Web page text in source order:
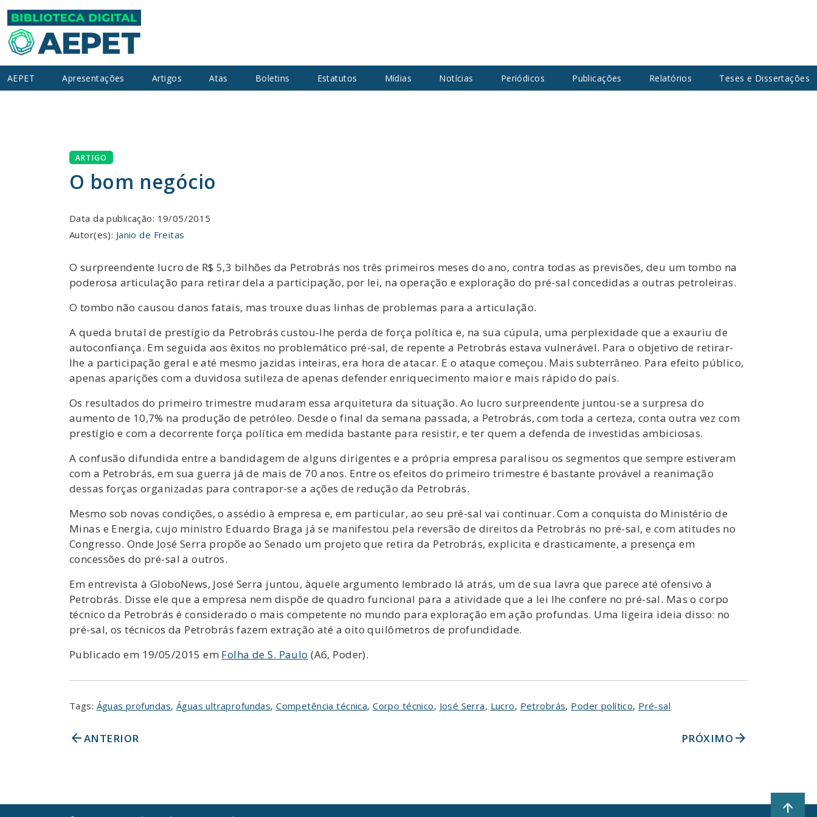
AEPET Apresentações Artigos Atas Boletins Estatutos Mídias Notícias Periódicos Publicações Relatórios Teses e Dissertações
ARTIGO
O bom negócio
Data da publicação: 19/05/2015
Autor(es): Janio de Freitas
O surpreendente lucro de R$ 5,3 bilhões da Petrobrás nos três primeiros meses do ano, contra todas as previsões, deu um tombo na
poderosa articulação para retirar dela a participação, por lei, na operação e exploração do pré-sal concedidas a outras petroleiras.
O tombo não causou danos fatais, mas trouxe duas linhas de problemas para a articulação.
A queda brutal de prestígio da Petrobrás custou-lhe perda de força política e, na sua cúpula, uma perplexidade que a exauriu de
autoconfiança. Em seguida aos êxitos no problemático pré-sal, de repente a Petrobrás estava vulnerável. Para o objetivo de retirar-
lhe a participação geral e até mesmo jazidas inteiras, era hora de atacar. E o ataque começou. Mais subterrâneo. Para efeito público,
apenas aparições com a duvidosa sutileza de apenas defender enriquecimento maior e mais rápido do país.
Os resultados do primeiro trimestre mudaram essa arquitetura da situação. Ao lucro surpreendente juntou-se a surpresa do
aumento de 10,7% na produção de petróleo. Desde o final da semana passada, a Petrobrás, com toda a certeza, conta outra vez com
prestígio e com a decorrente força política em medida bastante para resistir, e ter quem a defenda de investidas ambiciosas.
A confusão difundida entre a bandidagem de alguns dirigentes e a própria empresa paralisou os segmentos que sempre estiveram
com a Petrobrás, em sua guerra já de mais de 70 anos. Entre os efeitos do primeiro trimestre é bastante provável a reanimação
dessas forças organizadas para contrapor-se a ações de redução da Petrobrás.
Mesmo sob novas condições, o assédio à empresa e, em particular, ao seu pré-sal vai continuar. Com a conquista do Ministério de
Minas e Energia, cujo ministro Eduardo Braga já se manifestou pela reversão de direitos da Petrobrás no pré-sal, e com atitudes no
Congresso. Onde José Serra propõe ao Senado um projeto que retira da Petrobrás, explicita e drasticamente, a presença em
concessões do pré-sal a outros.
Em entrevista à GloboNews, José Serra juntou, àquele argumento lembrado lá atrás, um de sua lavra que parece até ofensivo à
Petrobrás. Disse ele que a empresa nem dispõe de quadro funcional para a atividade que a lei lhe confere no pré-sal. Mas o corpo
técnico da Petrobrás é considerado o mais competente no mundo para exploração em ação profundas. Uma ligeira ideia disso: no
pré-sal, os técnicos da Petrobrás fazem extração até a oito quilômetros de profundidade.
Publicado em 19/05/2015 em Folha de S. Paulo (A6, Poder).
Tags: Águas profundas, Águas ultraprofundas,Competência técnica,Corpo técnico, José Serra, Lucro, Petrobrás, Poder político, Pré-sal
arrow_backANTERIOR PRÓXIMO arrow_forward
arrow_upward